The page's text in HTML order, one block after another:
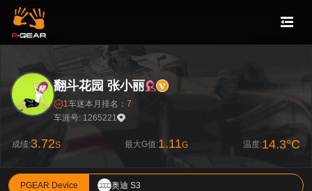
翻斗花园 张小丽
1车迷本月排名： 7
车涯号: 1265221
成绩:3.72S 最大G值:1.11G 温度:14.3°C
PGEAR Device 奥迪 S3